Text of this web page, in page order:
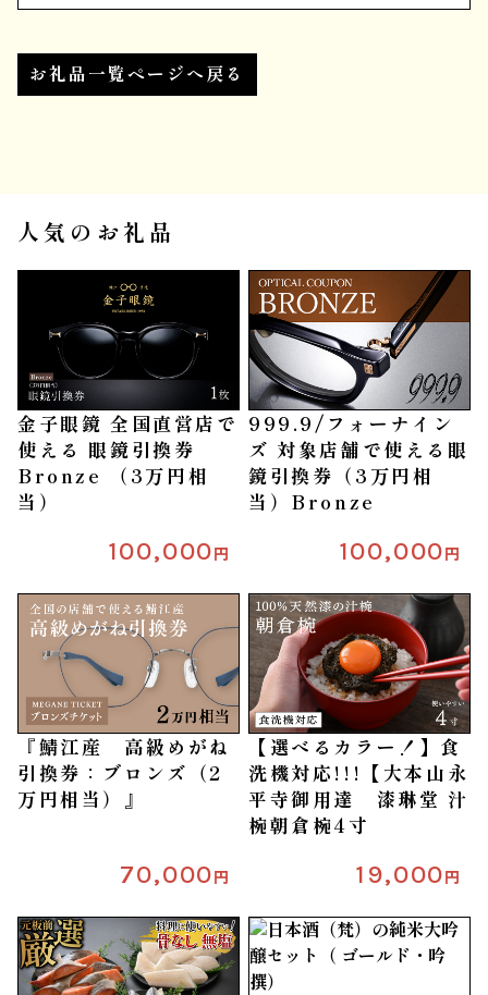
お礼品一覧ページへ戻る
人気のお礼品
金子眼鏡 全国直営店で
使える 眼鏡引換券
Bronze （3万円相
当）
100,000円
999.9/フォーナイン
ズ 対象店舗で使える眼
鏡引換券（3万円相
当）Bronze
100,000円
『鯖江産 高級めがね
引換券：ブロンズ（2
万円相当）』
70,000円
【選べるカラー！】食
洗機対応!!!【大本山永
平寺御用達 漆琳堂 汁
椀朝倉椀4寸
19,000円